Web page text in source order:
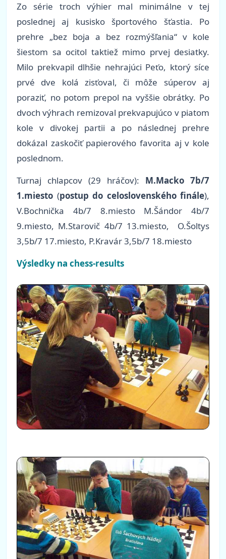
Zo série troch výhier mal minimálne v tej
poslednej aj kusisko športového šťastia. Po
prehre „bez boja a bez rozmýšľania“ v kole
šiestom sa ocitol taktiež mimo prvej desiatky.
Milo prekvapil dlhšie nehrajúci Peťo, ktorý síce
prvé dve kolá zisťoval, či môže súperov aj
poraziť, no potom prepol na vyššie obrátky. Po
dvoch výhrach remizoval prekvapujúco v piatom
kole v divokej partii a po následnej prehre
dokázal zaskočiť papierového favorita aj v kole
poslednom.
Turnaj chlapcov (29 hráčov): M.Macko 7b/7
1.miesto (postup do celoslovenského finále),
V.Bochnička 4b/7 8.miesto M.Šándor 4b/7
9.miesto, M.Starovič 4b/7 13.miesto, O.Šoltys
3,5b/7 17.miesto, P.Kravár 3,5b/7 18.miesto
Výsledky na chess-results